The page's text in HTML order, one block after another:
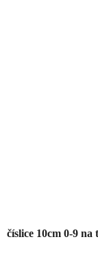
číslice 10cm 0-9 na